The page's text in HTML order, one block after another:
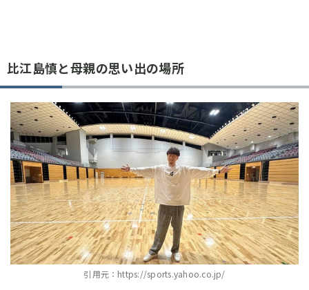
比江島慎と母親の思い出の場所
引用元：https://sports.yahoo.co.jp/